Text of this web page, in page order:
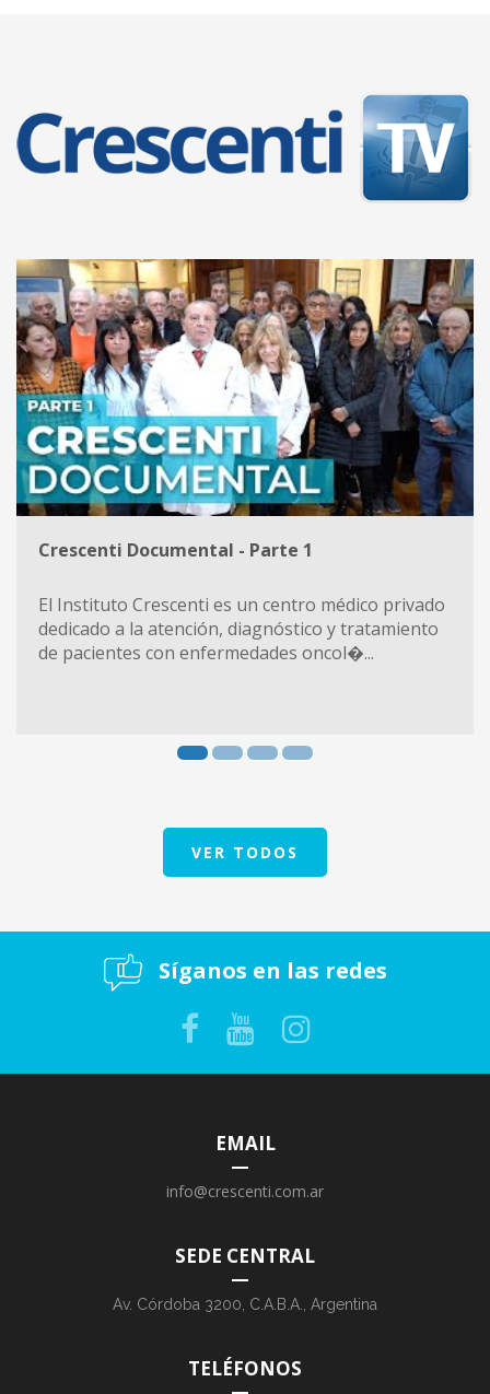
Crescenti Documental - Parte 1
El Instituto Crescenti es un centro médico privado
dedicado a la atención, diagnóstico y tratamiento
de pacientes con enfermedades oncol�...
VER TODOS
Síganos en las redes
EMAIL
info@crescenti.com.ar
SEDE CENTRAL
Av. Córdoba 3200, C.A.B.A., Argentina
TELÉFONOS